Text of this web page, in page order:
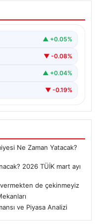
mart ayı
▲ +0.05%
▼ -0.08%
▲ +0.04%
▼ -0.19%
Ne Zaman Yatacak?
2026 TÜİK mart ayı
vermekten de çekinmeyiz
ve Piyasa Analizi